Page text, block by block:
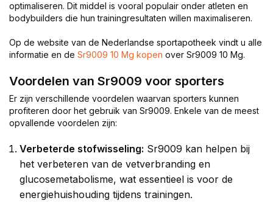
optimaliseren. Dit middel is vooral populair onder atleten en
bodybuilders die hun trainingresultaten willen maximaliseren.
Op de website van de Nederlandse sportapotheek vindt u alle
informatie en de Sr9009 10 Mg kopen over Sr9009 10 Mg.
Voordelen van Sr9009 voor sporters
Er zijn verschillende voordelen waarvan sporters kunnen
profiteren door het gebruik van Sr9009. Enkele van de meest
opvallende voordelen zijn:
Verbeterde stofwisseling: Sr9009 kan helpen bij
het verbeteren van de vetverbranding en
glucosemetabolisme, wat essentieel is voor de
energiehuishouding tijdens trainingen.